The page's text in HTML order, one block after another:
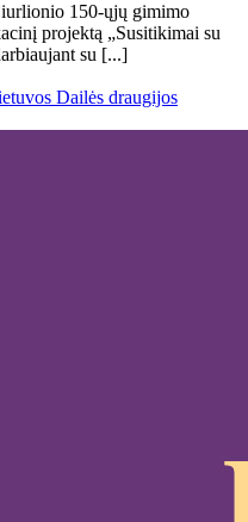
150-ųjų gimimo
projektą „Susitikimai su
su [...]
Dailės draugijos